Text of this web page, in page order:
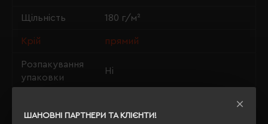
ШАНОВНІ ПАРТНЕРИ ТА КЛІЄНТИ!
Щільність 180 г/м²
Крій прямий
Розпакування
упаковки
Ні
PETA-Approved Vegan